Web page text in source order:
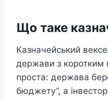
Що таке
Казначейський
держави з коротким
проста: держава
бюджету”, а